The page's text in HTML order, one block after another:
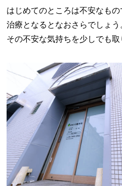
はじめてのところは不安なもの
治療となるとなおさらでしょう
その不安な気持ちを少しでも